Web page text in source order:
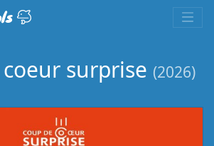
surprise (2026)